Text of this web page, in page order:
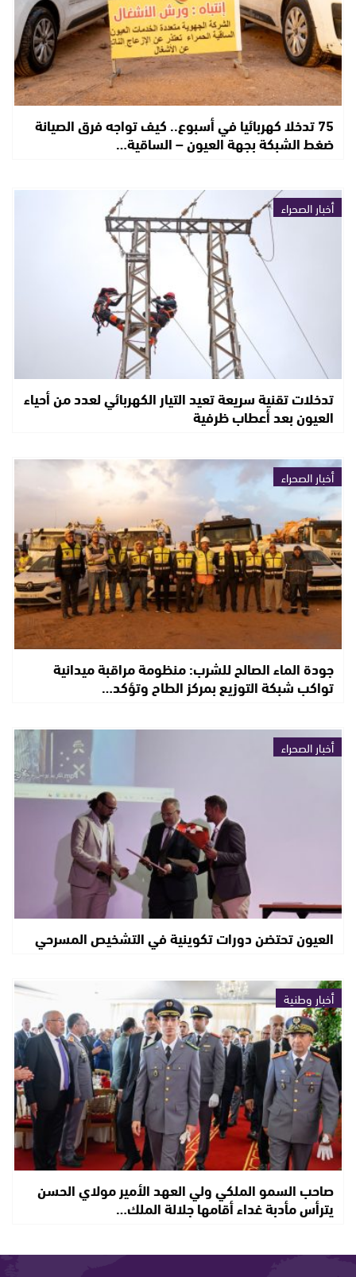
75 تدخلا كهربائيا في أسبوع.. كيف تواجه فرق الصيانة
ضغط الشبكة بجهة العيون – الساقية…
أخبار الصحراء
تدخلات تقنية سريعة تعيد التيار الكهربائي لعدد من أحياء
العيون بعد أعطاب ظرفية
أخبار الصحراء
جودة الماء الصالح للشرب: منظومة مراقبة ميدانية
تواكب شبكة التوزيع بمركز الطاح وتؤكد…
أخبار الصحراء
العيون تحتضن دورات تكوينية في التشخيص المسرحي
أخبار وطنية
صاحب السمو الملكي ولي العهد الأمير مولاي الحسن
يترأس مأدبة غداء أقامها جلالة الملك…